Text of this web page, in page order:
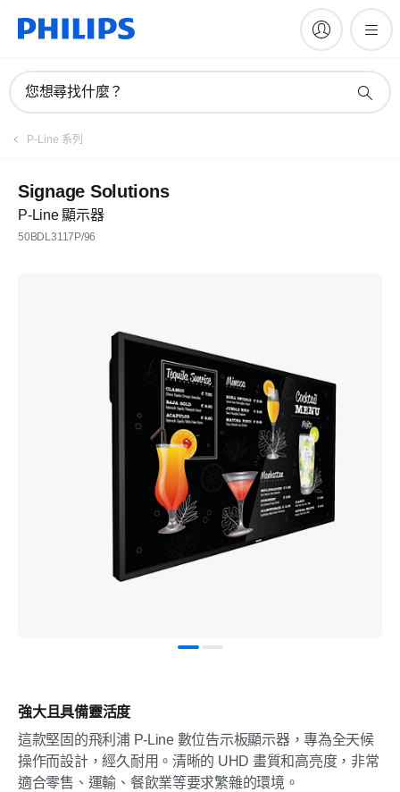
您想尋找什麼？
P-Line 系列
Signage Solutions
P-Line 顯示器
50BDL3117P/96
強大且具備靈活度
這款堅固的飛利浦 P-Line 數位告示板顯示器，專為全天候
操作而設計，經久耐用。清晰的 UHD 畫質和高亮度，非常
適合零售、運輸、餐飲業等要求繁雜的環境。